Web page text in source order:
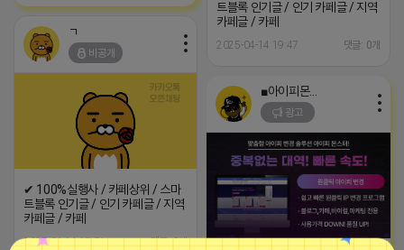
트블록 인기글 / 인기 카페글 / 지역
카페글 / 카페
2025-04-14 19:47 댓글: 0개
ㄱ
비공개
✔ 100%실행사 / 카페상위 / 스마
트블록 인기글 / 인기 카페글 / 지역
카페글 / 카페
2025-04-14 15:51 댓글: 0개
■아이피몬스터■
광고